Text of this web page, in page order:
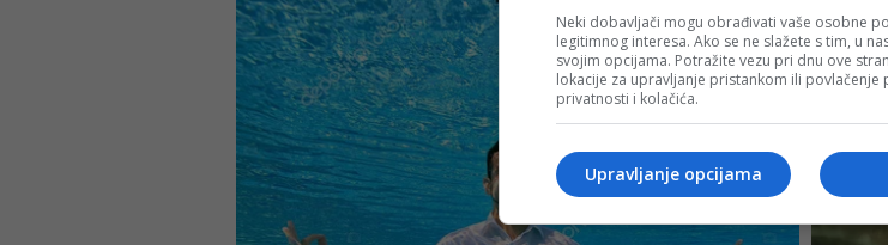
Neki dobavljači mogu obrađivati vaše osobne
legitimnog interesa. Ako se ne slažete s tim, u
svojim opcijama. Potražite vezu pri dnu ove
lokacije za upravljanje pristankom ili povlačenje
privatnosti i kolačića.
Upravljanje opcijama